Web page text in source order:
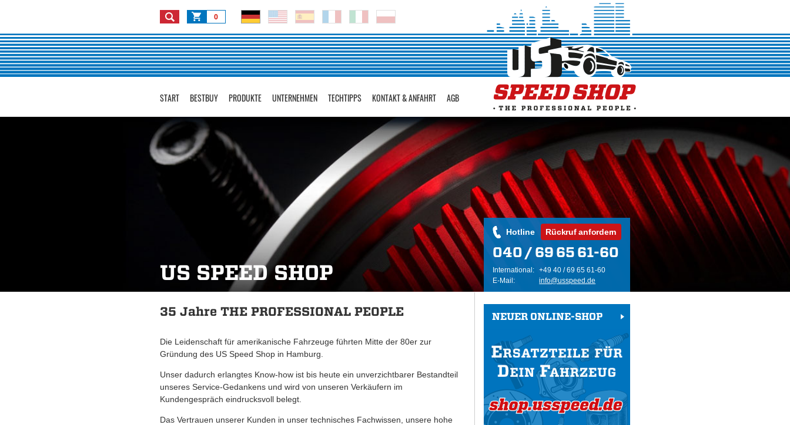
0
START BESTBUY PRODUKTE UNTERNEHMEN TECHTIPPS KONTAKT & ANFAHRT AGB
US SPEED SHOP
Hotline Rückruf anfordern
040 / 69 65 61-60
International: +49 40 / 69 65 61-60
E-Mail:
info@usspeed.de
35 Jahre THE PROFESSIONAL PEOPLE
Die Leidenschaft für amerikanische Fahrzeuge führten Mitte der 80er zur
Gründung des US Speed Shop in Hamburg.
Unser dadurch erlangtes Know-how ist bis heute ein unverzichtbarer Bestandteil
unseres Service-Gedankens und wird von unseren Verkäufern im
Kundengespräch eindrucksvoll belegt.
Das Vertrauen unserer Kunden in unser technisches Fachwissen, unsere hohe
NEUER ONLINE-SHOP